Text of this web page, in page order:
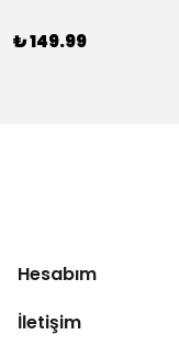
₺ 149.99
Hesabım
İletişim